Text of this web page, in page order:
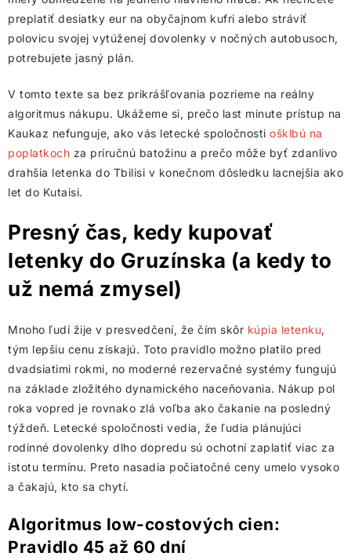
preplatiť desiatky eur na obyčajnom kufri alebo stráviť
polovicu svojej vytúženej dovolenky v nočných autobusoch,
potrebujete jasný plán.
V tomto texte sa bez prikrášľovania pozrieme na reálny
algoritmus nákupu. Ukážeme si, prečo last minute prístup na
Kaukaz nefunguje, ako vás letecké spoločnosti ošklbú na
poplatkoch za príručnú batožinu a prečo môže byť zdanlivo
drahšia letenka do Tbilisi v konečnom dôsledku lacnejšia ako
let do Kutaisi.
Presný čas, kedy kupovať
letenky do Gruzínska (a kedy to
už nemá zmysel)
Mnoho ľudí žije v presvedčení, že čím skôr kúpia letenku,
tým lepšiu cenu získajú. Toto pravidlo možno platilo pred
dvadsiatimi rokmi, no moderné rezervačné systémy fungujú
na základe zložitého dynamického naceňovania. Nákup pol
roka vopred je rovnako zlá voľba ako čakanie na posledný
týždeň. Letecké spoločnosti vedia, že ľudia plánujúci
rodinné dovolenky dlho dopredu sú ochotní zaplatiť viac za
istotu termínu. Preto nasadia počiatočné ceny umelo vysoko
a čakajú, kto sa chytí.
Algoritmus low-costových cien:
Pravidlo 45 až 60 dní